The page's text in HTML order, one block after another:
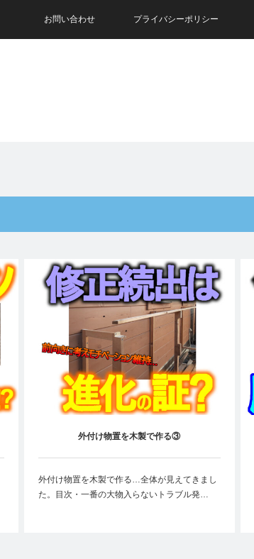
お問い合わせ プライバシーポリシー
外付け物置を木製で作る③
外付け物置を木製で作る…全体が見えてきまし
た。目次・一番の大物入らないトラブル発…